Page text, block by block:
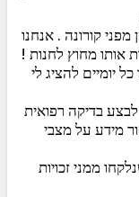
קורונה . אנחנו
אותו מחוץ לחנות !
יומיים להציג לי
בדיקה רפואית
מידע על מצבי
ממני זכויות